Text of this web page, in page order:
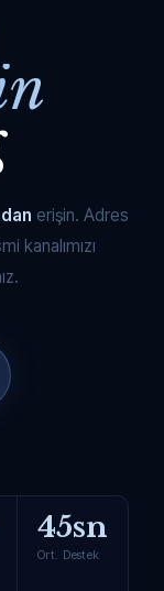
erişin. Adres
kanalımızı
45sn
Ort. Destek